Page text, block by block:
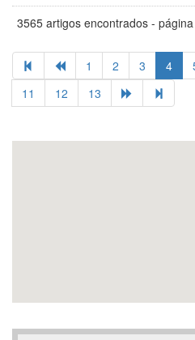
3565 artigos encontrados -
1 2 3 4
11
12 13